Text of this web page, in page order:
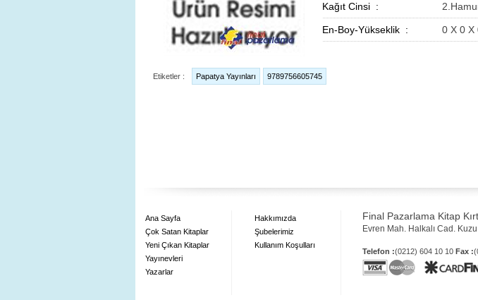
Kağıt Cinsi :
En-Boy-Yükseklik : 0 X 0 X
Etiketler : Papatya Yayınları 9789756605745
Ana Sayfa
Çok Satan Kitaplar
Yeni Çıkan Kitaplar
Yayınevleri
Yazarlar
Hakkımızda
Şubelerimiz
Kullanım Koşulları
Final Pazarlama Kitap
Evren Mah. Halkalı Cad.
Telefon :(0212) 604 10 10 Fax :